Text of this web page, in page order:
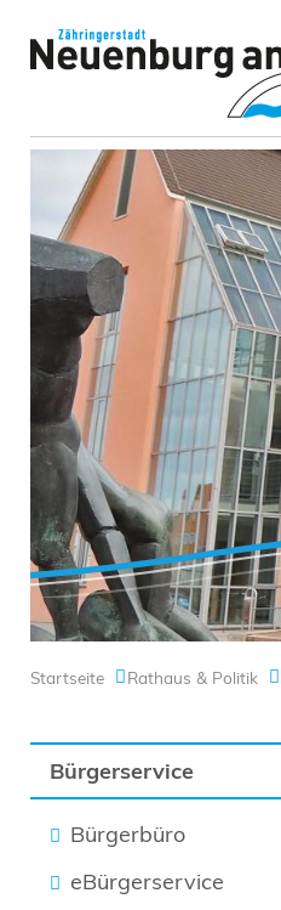
Startseite Rathaus & Politik
Bürgerservice
Bürgerbüro
eBürgerservice